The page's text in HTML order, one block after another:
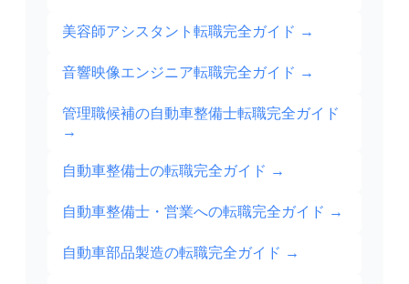
美容師アシスタント転職完全ガイド →
音響映像エンジニア転職完全ガイド →
管理職候補の自動車整備士転職完全ガイド
→
自動車整備士の転職完全ガイド →
自動車整備士・営業への転職完全ガイド →
自動車部品製造の転職完全ガイド →